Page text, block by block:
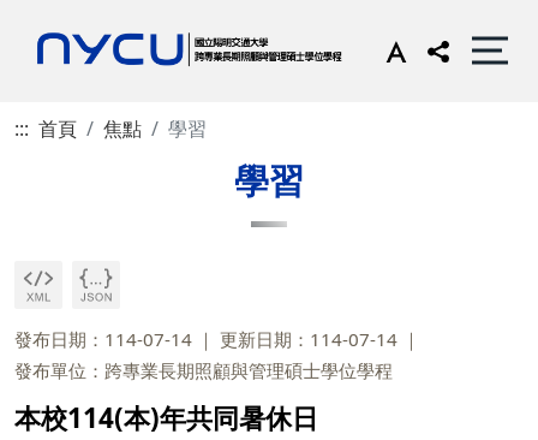
::: 首頁 焦點 學習
學習
發布日期：114-07-14
更新日期：114-07-14
發布單位：跨專業長期照顧與管理碩士學位學程
本校114(本)年共同暑休日